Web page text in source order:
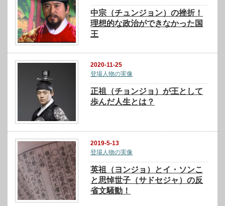
中宗（チュンジョン）の挫折！
理想的な政治ができなかった国
王
2020-11-25
登場人物の実像
正祖（チョンジョ）が王として
歩んだ人生とは？
2019-5-13
登場人物の実像
英祖（ヨンジョ）とイ・ソンこ
と思悼世子（サドセジャ）の反
省文騒動！